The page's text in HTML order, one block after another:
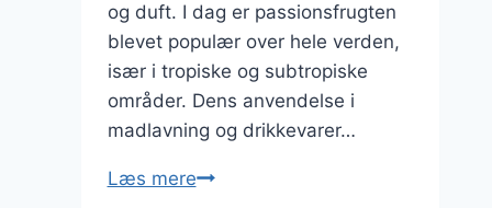
og duft. I dag er passionsfrugten
blevet populær over hele verden,
især i tropiske og subtropiske
områder. Dens anvendelse i
madlavning og drikkevarer…
Læs merePassionsfrugt